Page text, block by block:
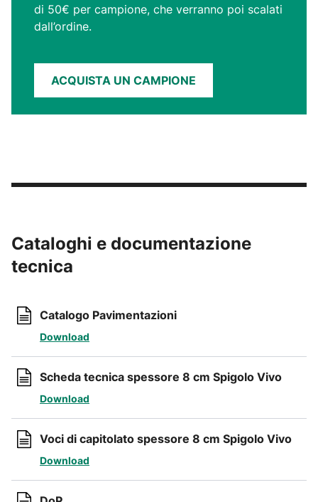
di 50€ per campione, che verranno poi scalati
dall’ordine.
ACQUISTA UN CAMPIONE
Cataloghi e documentazione
tecnica
Catalogo Pavimentazioni
Download
Scheda tecnica spessore 8 cm Spigolo Vivo
Download
Voci di capitolato spessore 8 cm Spigolo Vivo
Download